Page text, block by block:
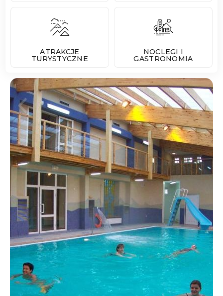
ATRAKCJE
TURYSTYCZNE
NOCLEGI I
GASTRONOMIA
Poprzedni Element